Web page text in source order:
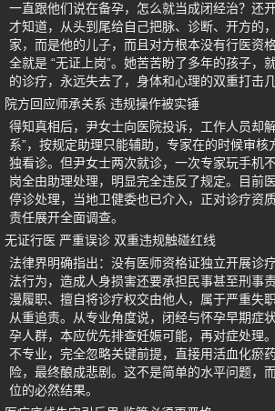
一直跟他们说在备孕，怎么就当成闭经治？还
才知道，从头到尾给自己把脉、诊断、开方的
家，而是他的儿子，而且对方根本没有行医资
全就是 “无证上岗”。她苦苦盼了多年的孩子，
的诊疗，永远失去了，身体和心理的双重打击
院方回应师承关系 违规操作被实锤
得知真相后，尹女士向医院投诉，工作人员却
系”，按规定助理只能辅助，专家在的时候审核
独看诊。但尹女士两次就诊，一次专家玩手机
岗全由助理处理，明显完全违反了规定。目前
停诊处理，当地卫健委也已介入，正对诊疗资
责任展开全面调查。
无证行医 严重误诊 双重违规触碰红线
法律界明确指出：没有医师资格证独立开展诊
法行为，造成人身损害还要承担民事甚至刑事
漫履职、擅自将诊疗权交由他人，属于严重失
从重追责。从专业角度说，闭经与怀孕早期症
孕人群，本应优先排查妊娠可能，再对症处理
不专业，完全忽略关键前提，直接用活血化瘀
险，最终酿成悲剧。这不是简单的水平问题，
位的必然结果。